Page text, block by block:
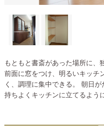
もともと書斎があった場所に、
前面に窓をつけ、明るいキッチ
く、調理に集中できる。 朝日
持ちよくキッチンに立てるよう